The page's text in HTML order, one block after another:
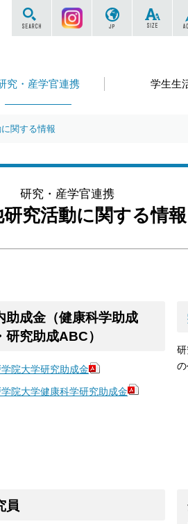
究・産学官連携 学生生
サイト内を検索する
Instagram
関する情報
研究・産学官連携
究活動に関する情報
助成金（健康科学助成
研究助成ABC）
院大学研究助成金
院大学健康科学研究助成金
員